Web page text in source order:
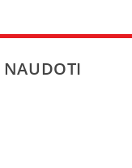
NAUDOTI